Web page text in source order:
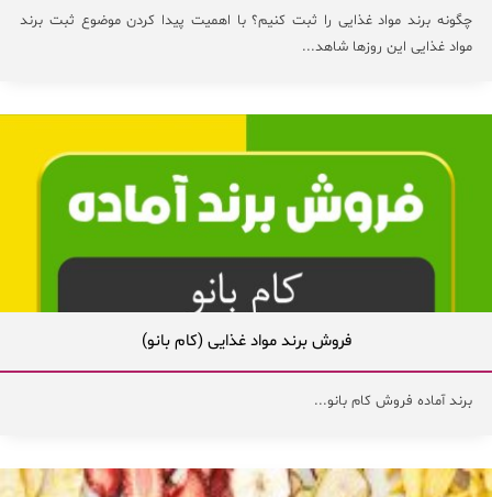
چگونه برند مواد غذایی را ثبت کنیم؟ با اهمیت‌ پیدا کردن موضوع ثبت برند
مواد غذایی این روزها شاهد...
فروش برند مواد غذایی (کام بانو)
برند آماده فروش کام بانو...